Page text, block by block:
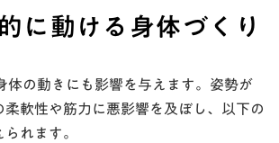
に動ける身体づくり
体の動きにも影響を与えます。姿勢が
軟性や筋力に悪影響を及ぼし、以下の
れます。